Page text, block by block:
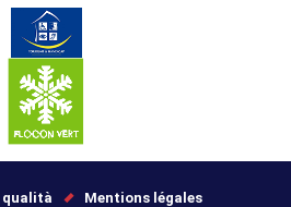
qualità
Mentions légales